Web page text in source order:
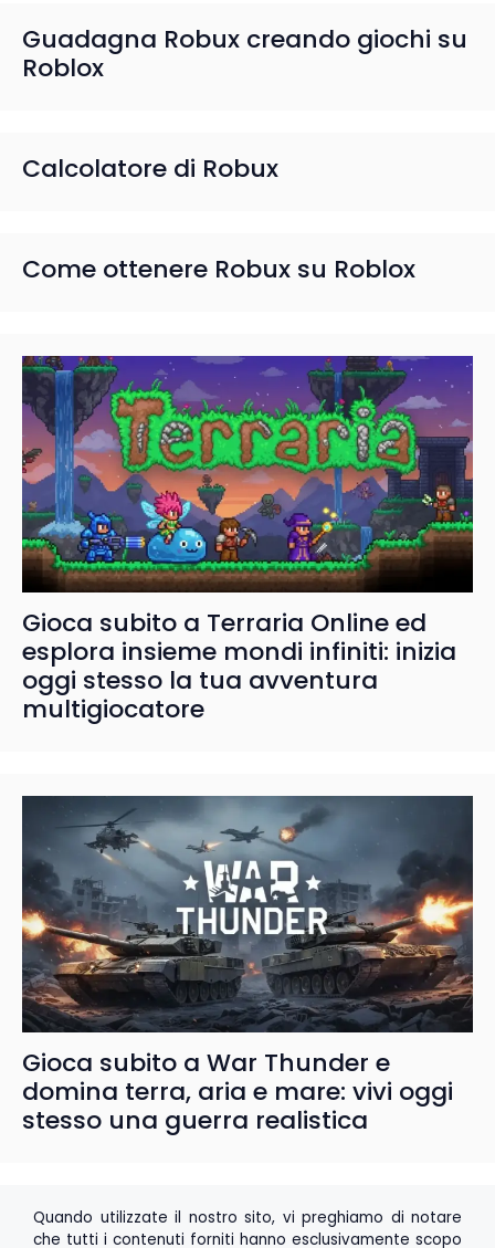
Guadagna Robux creando giochi su
Roblox
Calcolatore di Robux
Come ottenere Robux su Roblox
Gioca subito a Terraria Online ed
esplora insieme mondi infiniti: inizia
oggi stesso la tua avventura
multigiocatore
Gioca subito a War Thunder e
domina terra, aria e mare: vivi oggi
stesso una guerra realistica
Quando utilizzate il nostro sito, vi preghiamo di notare
che tutti i contenuti forniti hanno esclusivamente scopo